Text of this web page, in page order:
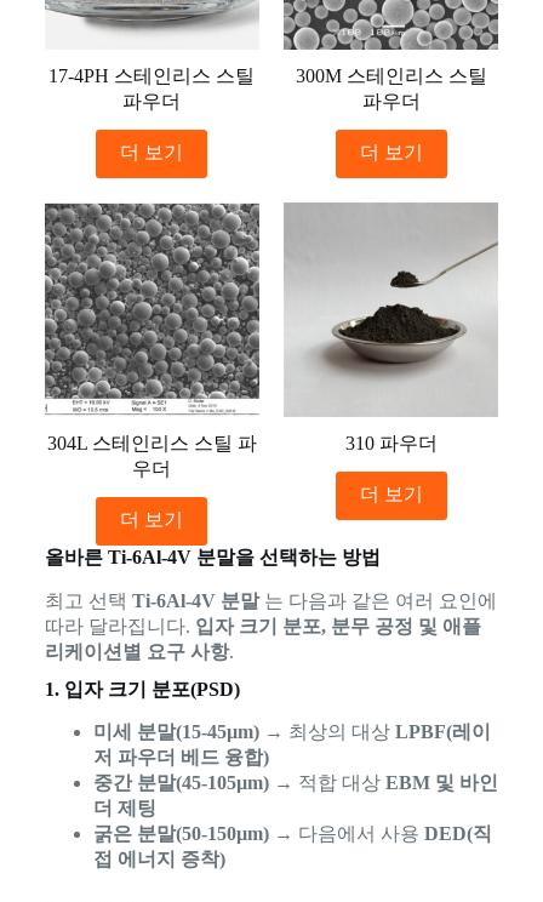
17-4PH 스테인리스 스틸
파우더
더 보기
300M 스테인리스 스틸
파우더
더 보기
304L 스테인리스 스틸 파
우더
더 보기
310 파우더
더 보기
올바른 Ti-6Al-4V 분말을 선택하는 방법
최고 선택 Ti-6Al-4V 분말는 다음과 같은 여러 요인에
따라 달라집니다. 입자 크기 분포, 분무 공정 및 애플
리케이션별 요구 사항.
1. 입자 크기 분포(PSD)
미세 분말(15-45µm)→ 최상의 대상 LPBF(레이
저 파우더 베드 융합)
중간 분말(45-105µm)→ 적합 대상 EBM 및 바인
더 제팅
굵은 분말(50-150µm)→ 다음에서 사용 DED(직
접 에너지 증착)